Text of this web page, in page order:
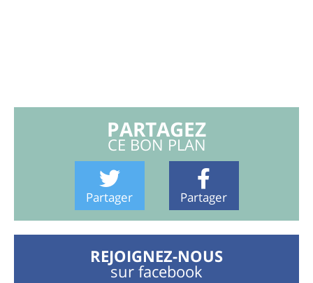
PARTAGEZ
CE BON PLAN
Partager Partager
REJOIGNEZ-NOUS
sur facebook